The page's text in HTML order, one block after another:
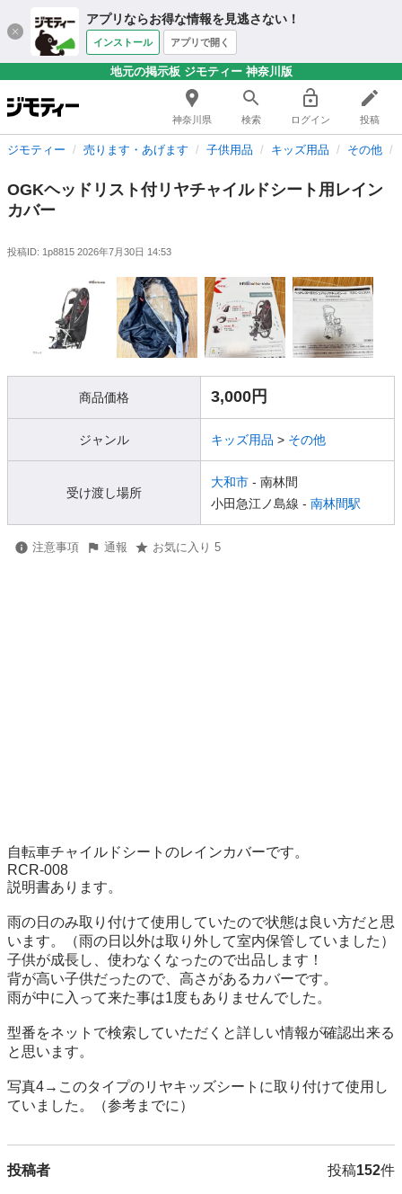
アプリならお得な情報を見逃さない！
インストール アプリで開く
地元の掲示板 ジモティー 神奈川版
神奈川県 検索 ログイン 投稿
ジモティー 売ります・あげます 子供用品 キッズ用品 その他
OGKヘッドリスト付リヤチャイルドシート用レイン
カバー
投稿ID: 1p8815 2026年7月30日 14:53
商品価格 3,000円
ジャンル キッズ用品 > その他
受け渡し場所
大和市 - 南林間
小田急江ノ島線 - 南林間駅
注意事項 通報 お気に入り 5
自転車チャイルドシートのレインカバーです。
RCR-008
説明書あります。
雨の日のみ取り付けて使用していたので状態は良い方だと思
います。（雨の日以外は取り外して室内保管していました）
子供が成長し、使わなくなったので出品します！
背が高い子供だったので、高さがあるカバーです。
雨が中に入って来た事は1度もありませんでした。
型番をネットで検索していただくと詳しい情報が確認出来る
と思います。
写真4→このタイプのリヤキッズシートに取り付けて使用し
ていました。（参考までに）
投稿者 投稿152件